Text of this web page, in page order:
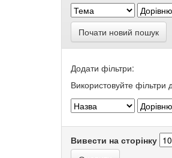
Почати новий пошук
Додати фільтри:
Використовуйте фільтри
Вивести на сторінку